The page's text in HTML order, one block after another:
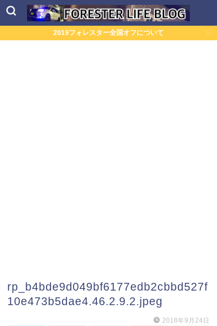
2019フォレスター全国オフについて
rp_b4bde9d049bf6177edb2cbbd527f
10e473b5dae4.46.2.9.2.jpeg
2018年9月24日